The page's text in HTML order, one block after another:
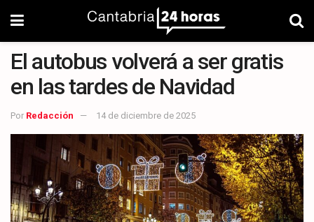
El autobus volverá a ser gratis
en las tardes de Navidad
Por Redacción 14 de diciembre de 2025